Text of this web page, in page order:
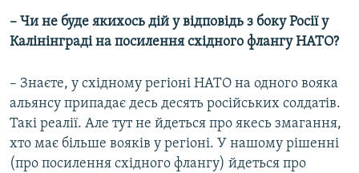
– Чи не буде якихось дій у відповідь з боку Росії у
Калінінграді на посилення східного флангу НАТО?
– Знаєте, у східному регіоні НАТО на одного вояка
альянсу припадає десь десять російських солдатів.
Такі реалії. Але тут не йдеться про якесь змагання,
хто має більше вояків у регіоні. У нашому рішенні
(про посилення східного флангу) йдеться про